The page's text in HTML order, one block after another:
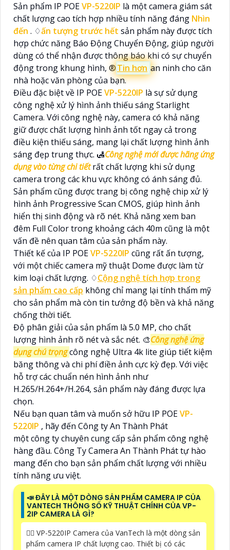
Sản phẩm IP POEVP-5220IP là một camera giám sát
chất lượng cao tích hợp nhiều tính năng đáng Nhìn
đến . ♢ấn tượng trước hết sản phẩm này được tích
hợp chức năng Báo Động Chuyển Động, giúp người
dùng có thể nhận được thông báo khi có sự chuyển
động trong khung hình, ®️Tin hơn an ninh cho căn
nhà hoặc văn phòng của bạn.
Điều đặc biệt về IP POEVP-5220IP là sự sử dụng
công nghệ xử lý hình ảnh thiếu sáng Starlight
Camera. Với công nghệ này, camera có khả năng
giữ được chất lượng hình ảnh tốt ngay cả trong
điều kiện thiếu sáng, mang lại chất lượng hình ảnh
sáng đẹp trung thực. 🛃Công nghệ mới được hãng ứng
dụng vào từng chi tiếtrất chất lượng khi sử dụng
camera trong các khu vực không có ánh sáng đủ.
Sản phẩm cũng được trang bị công nghệ chip xử lý
hình ảnh Progressive Scan CMOS, giúp hình ảnh
hiển thị sinh động và rõ nét. Khả năng xem ban
đêm Full Color trong khoảng cách 40m cũng là một
vấn đề nên quan tâm của sản phẩm này.
Thiết kế của IP POEVP-5220IP cũng rất ấn tượng,
với một chiếc camera mỹ thuật Dome được làm từ
kim loại chất lượng. ♢Cộng nghệ tích hợp trong
sản phẩm cao cấp không chỉ mang lại tính thẩm mỹ
cho sản phẩm mà còn tin tưởng độ bền và khả năng
chống thời tiết.
Độ phân giải của sản phẩm là 5.0 MP, cho chất
lượng hình ảnh rõ nét và sắc nét. 🎨Công nghệ ứng
dụng chú trọngcông nghệ Ultra 4k lite giúp tiết kiệm
băng thông và chi phí điền ảnh cực kỳ đẹp. Với việc
hỗ trợ các chuẩn nén hình ảnh như
H.265/H.264+/H.264, sản phẩm này đáng được lựa
chọn.
Nếu bạn quan tâm và muốn sở hữu IP POEVP-
5220IP , hãy đến Công ty An Thành Phát
một công ty chuyên cung cấp sản phẩm công nghệ
hàng đầu. Công Ty Camera An Thành Phát tự hào
mang đến cho bạn sản phẩm chất lượng với nhiều
tính năng ưu việt.
📣 ĐÂY LÀ MỘT DÒNG SẢN PHẨM CAMERA IP CỦA
VANTECH THÔNG SỐ KỸ THUẬT CHÍNH CỦA VP-
2IP CAMERA LÀ GÌ?
🙆‍♀️ VP-5220IP Camera của VanTech là một dòng sản
phẩm camera IP chất lượng cao. Thiết bị có các